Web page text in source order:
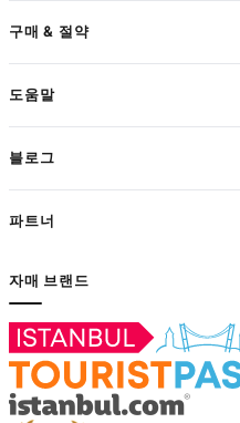
구매 & 절약
도움말
블로그
파트너
자매 브랜드